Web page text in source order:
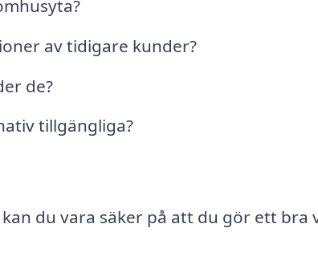
av tidigare kunder?
de?
tillgängliga?
du vara säker på att du gör ett bra